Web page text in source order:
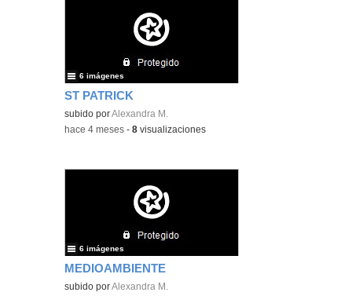
ST PATRICK
subido porAlexandra M.
6 imágenes
-hace 4 meses -8 visualizaciones
MEDIOAMBIENTE
subido porAlexandra M.
6 imágenes